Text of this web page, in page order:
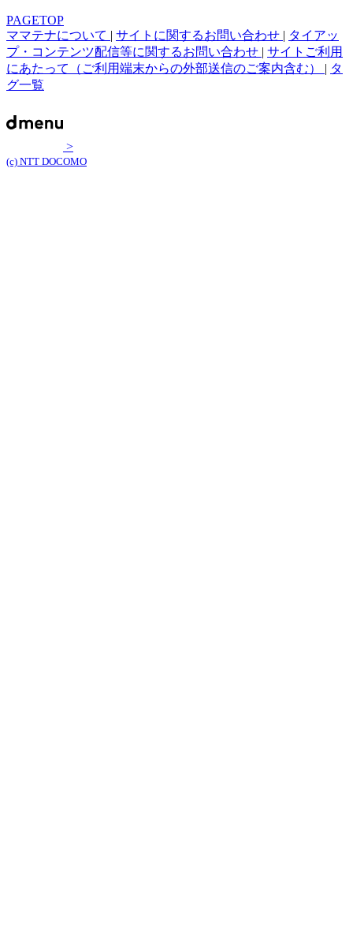
PAGETOP
ママテナについて | サイトに関するお問い合わせ | タイアッ
プ・コンテンツ配信等に関するお問い合わせ | サイトご利用
にあたって（ご利用端末からの外部送信のご案内含む） | タ
グ一覧
>
(c) NTT DOCOMO